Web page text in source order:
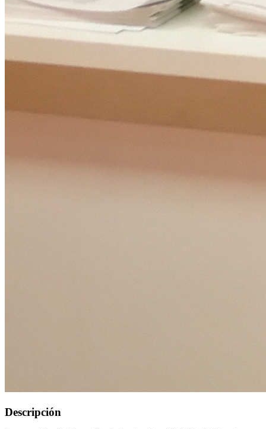
Descripción